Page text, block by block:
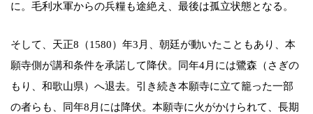
に。毛利水軍からの兵糧も途絶え、最後は孤立状態となる。
そして、天正8（1580）年3月、朝廷が動いたこともあり、本
願寺側が講和条件を承諾して降伏。同年4月には鷺森（さぎの
もり、和歌山県）へ退去。引き続き本願寺に立て籠った一部
の者らも、同年8月には降伏。本願寺に火がかけられて、長期